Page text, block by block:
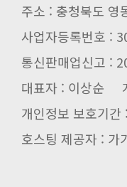
주소 : 충청북도 영
사업자등록번호 :
통신판매업신고 :
대표자 : 이상순
개인정보 보호기간
호스팅 제공자 : 가